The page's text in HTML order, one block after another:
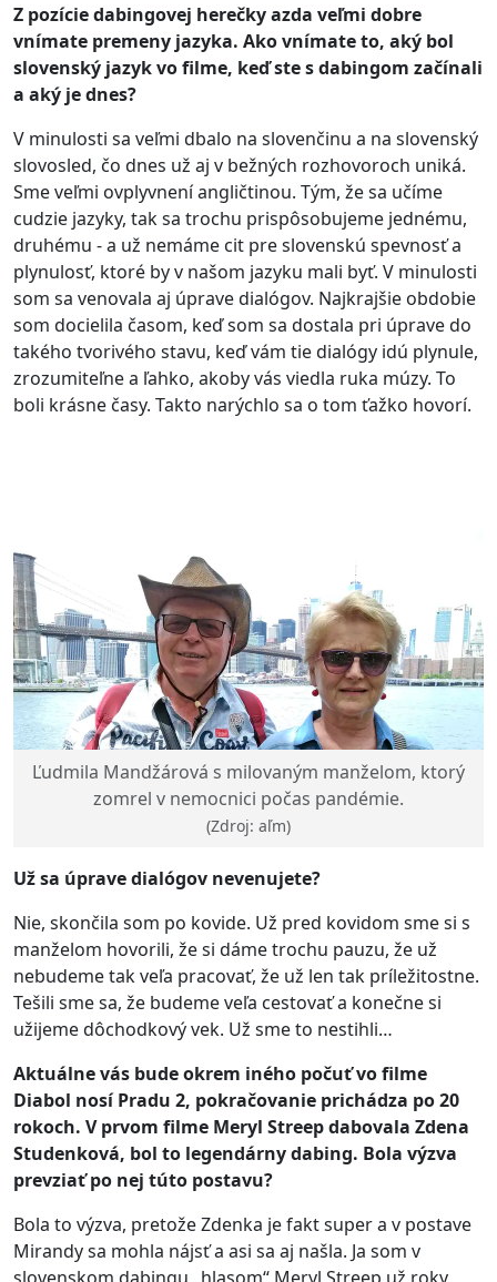
Z pozície dabingovej herečky azda veľmi dobre
vnímate premeny jazyka. Ako vnímate to, aký bol
slovenský jazyk vo filme, keď ste s dabingom začínali
a aký je dnes?
V minulosti sa veľmi dbalo na slovenčinu a na slovenský
slovosled, čo dnes už aj v bežných rozhovoroch uniká.
Sme veľmi ovplyvnení angličtinou. Tým, že sa učíme
cudzie jazyky, tak sa trochu prispôsobujeme jednému,
druhému - a už nemáme cit pre slovenskú spevnosť a
plynulosť, ktoré by v našom jazyku mali byť. V minulosti
som sa venovala aj úprave dialógov. Najkrajšie obdobie
som docielila časom, keď som sa dostala pri úprave do
takého tvorivého stavu, keď vám tie dialógy idú plynule,
zrozumiteľne a ľahko, akoby vás viedla ruka múzy. To
boli krásne časy. Takto narýchlo sa o tom ťažko hovorí.
Ľudmila Mandžárová s milovaným manželom, ktorý
zomrel v nemocnici počas pandémie.
(Zdroj: aľm)
Užsa úprave dialógov nevenujete?
Nie, skončila som po kovide. Už pred kovidom sme si s
manželom hovorili, že si dáme trochu pauzu, že už
nebudeme tak veľa pracovať, že už len tak príležitostne.
Tešili sme sa, že budeme veľa cestovať a konečne si
užijeme dôchodkový vek. Už sme to nestihli…
Aktuálne vás bude okrem iného počuťvo filme
Diabol nosí Pradu 2, pokračovanie prichádza po 20
rokoch. V prvom filme Meryl Streep dabovala Zdena
Studenková, bol to legendárny dabing. Bola výzva
prevziať po nej túto postavu?
Bola to výzva, pretože Zdenka je fakt super a v postave
Mirandy sa mohla nájsť a asi sa aj našla. Ja som v